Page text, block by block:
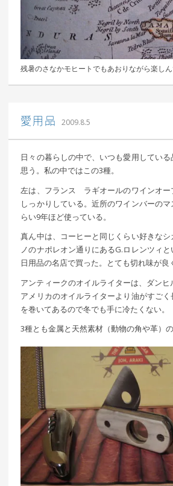
残暑のさなかモヒートでもあおりながら楽しん
愛用品 2009.8.5
日々の暮らしの中で、いつも愛用してい
思う。私の中ではこの3種。
左は、フランス ラギオールのワインオー
しっかりしている。近所のワインバーの
らい9年ほど使っている。
真ん中は、コーヒーと同じくらい好きな
ノのナポレオン通りにあるG.ロレンツィ
日用品の名店で買った。とても切れ味が良
アンティークのオイルライターは、ダンヒ
アメリカのオイルライターより油がすご
を巻いてあるので冬でも手に冷たくない。
3種とも金属と天然素材（動物の角や革）の